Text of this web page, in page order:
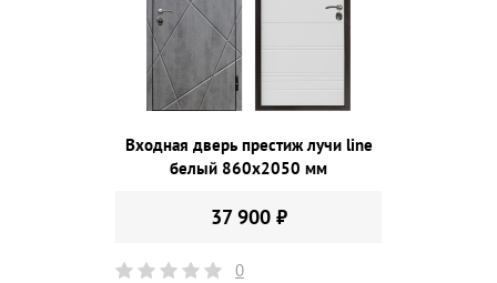
Входная дверь престиж лучи line
белый 860х2050 мм
37 900 ₽
0